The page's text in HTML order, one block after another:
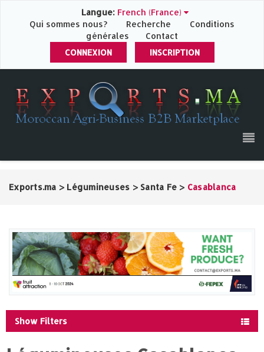
Langue: French (France)
Qui sommes nous?
Recherche
Conditions
générales
Contact
CONNEXION
INSCRIPTION
Exports.ma > Légumineuses > Santa Fe > Casablanca
Show Filters